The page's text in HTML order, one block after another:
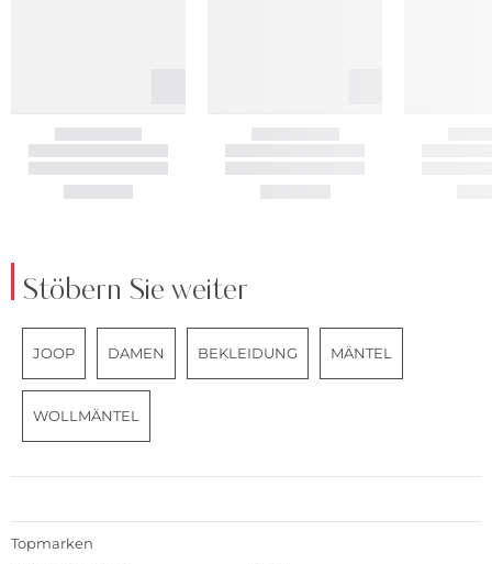
Stöbern Sie weiter
JOOP DAMEN BEKLEIDUNG MÄNTEL
WOLLMÄNTEL
Topmarken